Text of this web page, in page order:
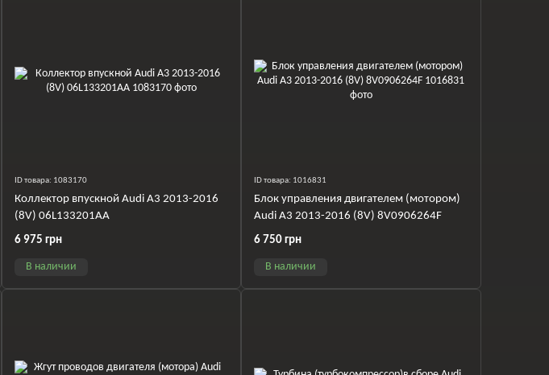
ID товара: 1083170
Коллектор впускной Audi A3 2013-2016
(8V) 06L133201AA
6 975 грн
В наличии
ID товара: 1016831
Блок управления двигателем (мотором)
Audi A3 2013-2016 (8V) 8V0906264F
6 750 грн
В наличии